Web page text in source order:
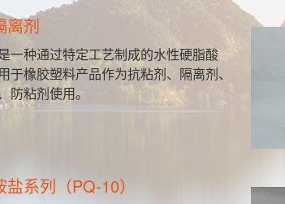
聚胺 LSC 55
本产品为重要的强
能与水以任意比例
对PH值不敏感，具
有耐高温高压和耐